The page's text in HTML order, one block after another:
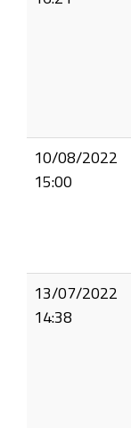
10/08/2022
15:00
13/07/2022
14:38